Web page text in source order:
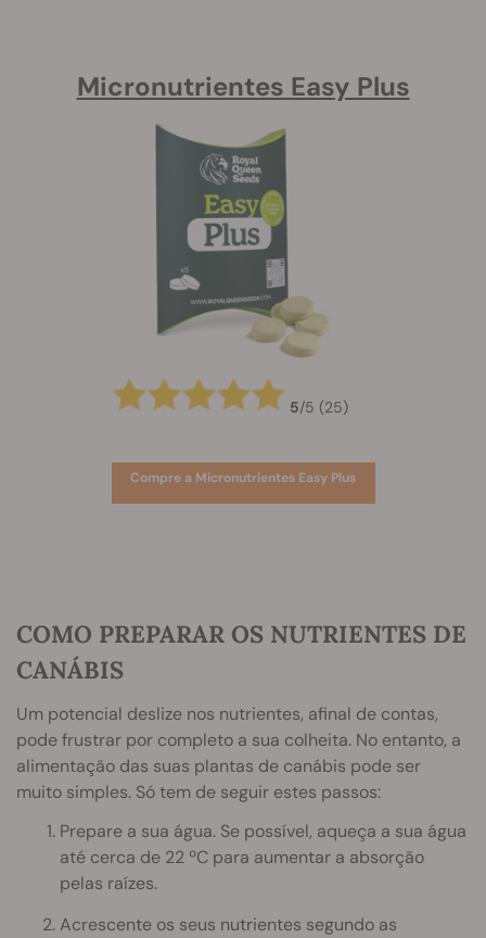
Micronutrientes Easy Plus
5/5 (25)
Compre a Micronutrientes Easy Plus
COMO PREPARAR OS NUTRIENTES DE
CANÁBIS
Um potencial deslize nos nutrientes, afinal de contas,
pode frustrar por completo a sua colheita. No entanto, a
alimentação das suas plantas de canábis pode ser
muito simples. Só tem de seguir estes passos:
Prepare a sua água. Se possível, aqueça a sua água
até cerca de 22 ºC para aumentar a absorção
pelas raízes.
Acrescente os seus nutrientes segundo as